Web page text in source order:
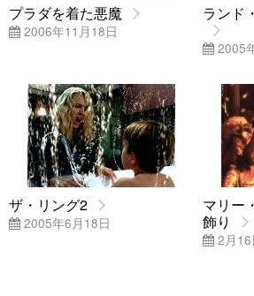
プラダを着た悪魔
2006年11月18日
ランド
2005
ザ・リング2
2005年6月18日
マリー
飾り
2月16